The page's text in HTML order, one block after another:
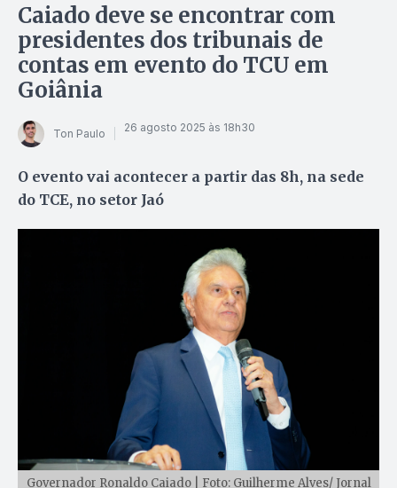
Caiado deve se encontrar com
presidentes dos tribunais de
contas em evento do TCU em
Goiânia
Ton Paulo 26 agosto 2025 às 18h30
O evento vai acontecer a partir das 8h, na sede
do TCE, no setor Jaó
Governador Ronaldo Caiado | Foto: Guilherme Alves/ Jornal